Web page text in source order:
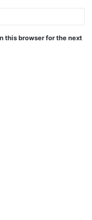
this browser for the next